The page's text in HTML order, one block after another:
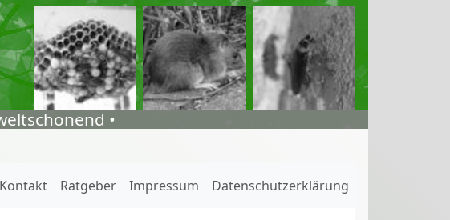
•
Kontakt Ratgeber Impressum Datenschutzerklärung